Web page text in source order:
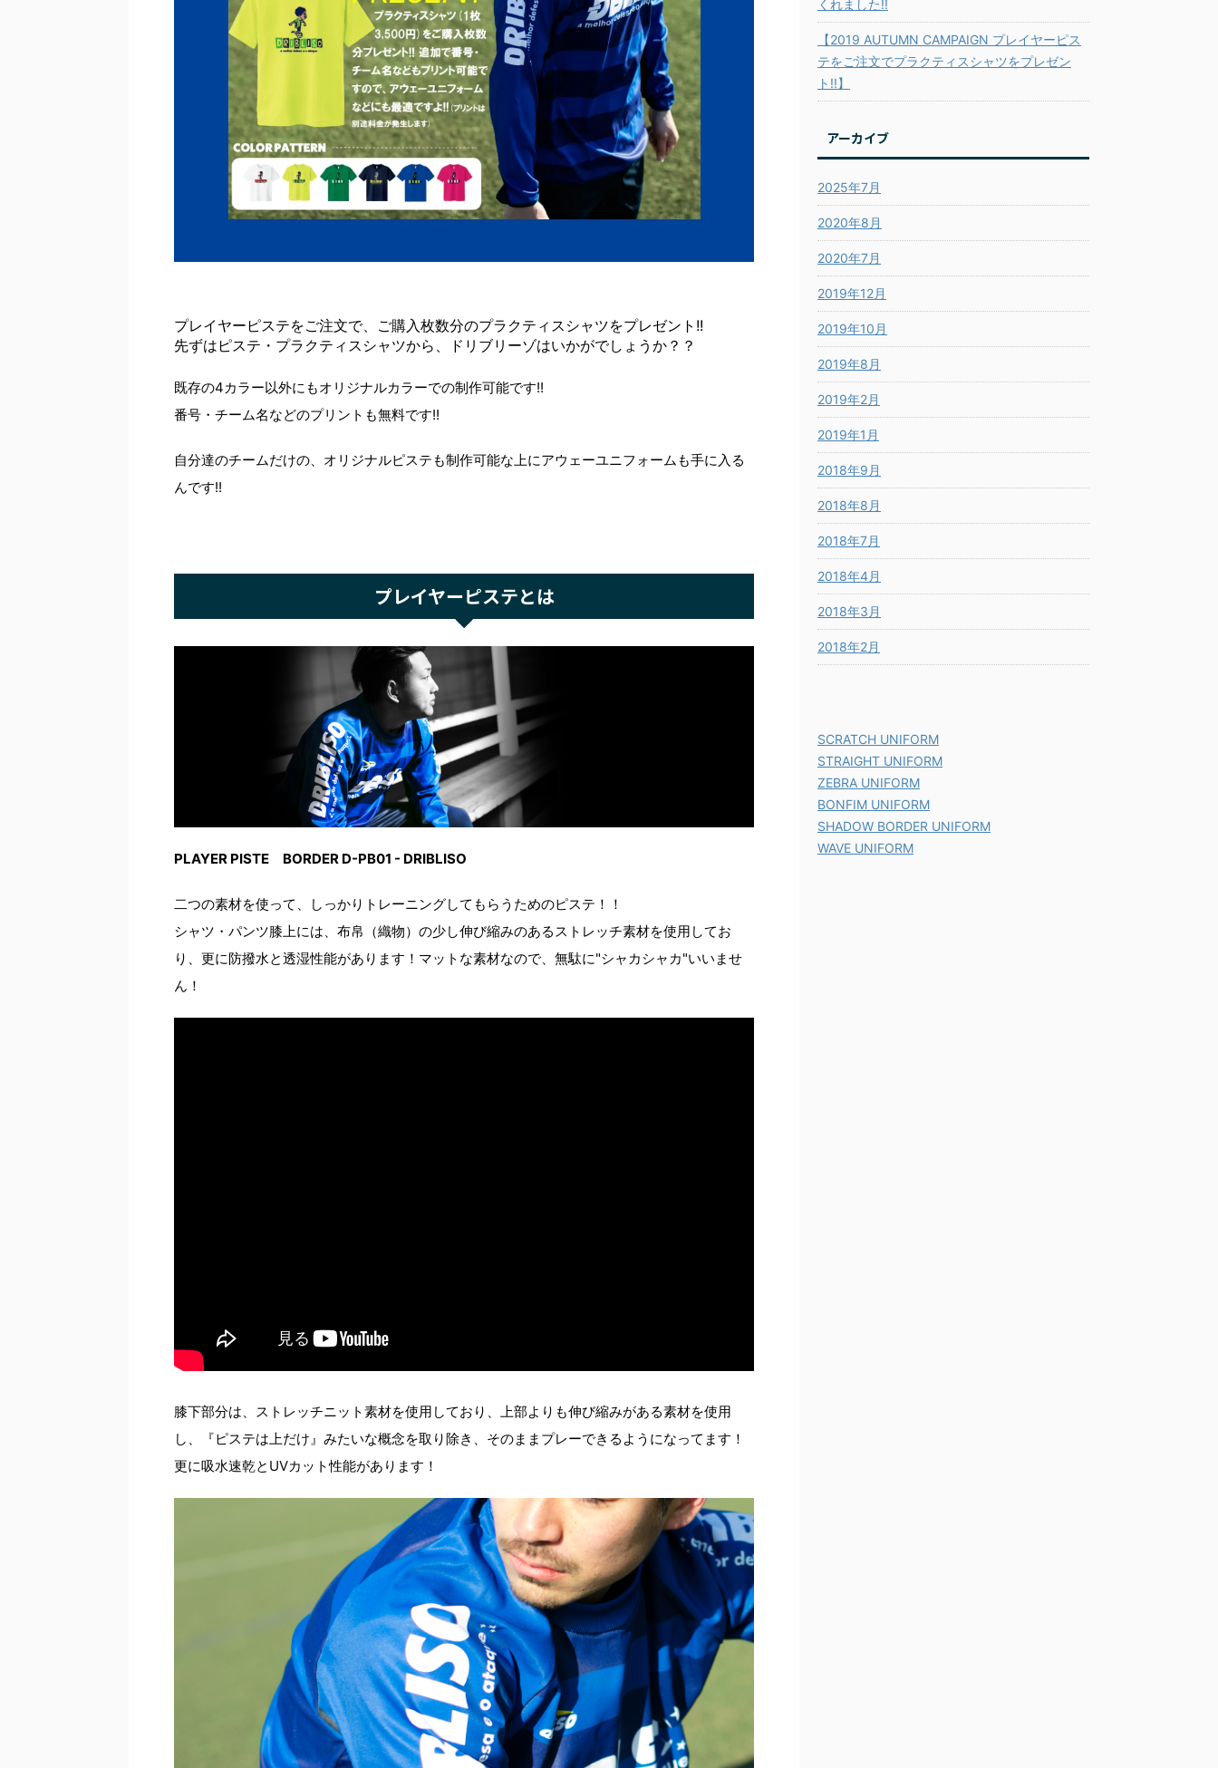
プレイヤーピステをご注文で、ご購入枚数分のプラクティスシャツをプレゼント!!
先ずはピステ・プラクティスシャツから、ドリブリーゾはいかがでしょうか？？
既存の4カラー以外にもオリジナルカラーでの制作可能です!!
番号・チーム名などのプリントも無料です!!
自分達のチームだけの、オリジナルピステも制作可能な上にアウェーユニフォームも手に入る
んです!!
プレイヤーピステとは
PLAYER PISTE BORDER D-PB01 - DRIBLISO
二つの素材を使って、しっかりトレーニングしてもらうためのピステ！！
シャツ・パンツ膝上には、布帛（織物）の少し伸び縮みのあるストレッチ素材を使用してお
り、更に防撥水と透湿性能があります！マットな素材なので、無駄に"シャカシャカ"いいませ
ん！
膝下部分は、ストレッチニット素材を使用しており、上部よりも伸び縮みがある素材を使用
し、『ピステは上だけ』みたいな概念を取り除き、そのままプレーできるようになってます！
更に吸水速乾とUVカット性能があります！
くれました!!
【2019 AUTUMN CAMPAIGN プレイヤーピス
テをご注文でプラクティスシャツをプレゼン
ト!!】
アーカイブ
2025年7月
2020年8月
2020年7月
2019年12月
2019年10月
2019年8月
2019年2月
2019年1月
2018年9月
2018年8月
2018年7月
2018年4月
2018年3月
2018年2月
SCRATCH UNIFORM
STRAIGHT UNIFORM
ZEBRA UNIFORM
BONFIM UNIFORM
SHADOW BORDER UNIFORM
WAVE UNIFORM